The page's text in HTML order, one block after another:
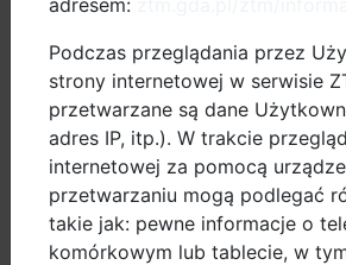
adresem:
Podczas przeglądania przez
strony internetowej w serwisie
przetwarzane są dane
adres IP, itp.). W trakcie
internetowej za pomocą
przetwarzaniu mogą podlegać
takie jak: pewne informacje o
komórkowym lub tablecie, w